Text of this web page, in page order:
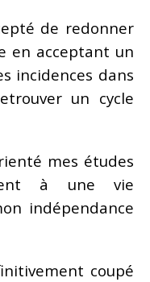
de redonner
en acceptant un
incidences dans
un cycle
mes études
à une vie
indépendance
coupé